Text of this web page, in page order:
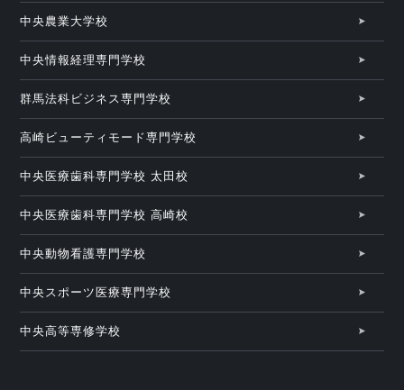
中央農業大学校
中央情報経理専門学校
群馬法科ビジネス専門学校
高崎ビューティモード専門学校
中央医療歯科専門学校 太田校
中央医療歯科専門学校 高崎校
中央動物看護専門学校
中央スポーツ医療専門学校
中央高等専修学校